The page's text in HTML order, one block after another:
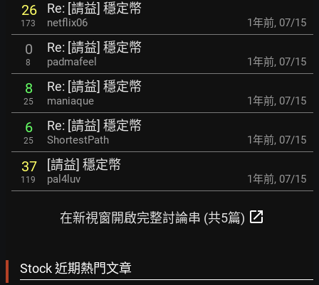
26
173
Re: [請益] 穩定幣
netflix06 1年前, 07/15
0
8
Re: [請益] 穩定幣
padmafeel 1年前, 07/15
8
25
Re: [請益] 穩定幣
maniaque 1年前, 07/15
6
25
Re: [請益] 穩定幣
ShortestPath 1年前, 07/15
37
119
[請益] 穩定幣
pal4luv 1年前, 07/15
在新視窗開啟完整討論串 (共5篇) open_in_new
Stock 近期熱門文章